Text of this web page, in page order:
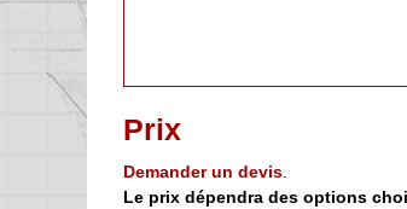
Prix
Demander un devis.
Le prix dépendra des options